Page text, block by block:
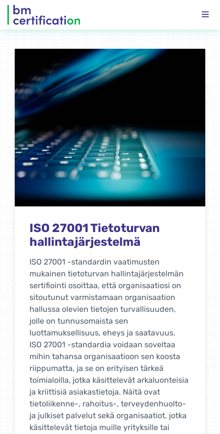
ISO 14001
Ympäristöjärjestelmät
Ympäristöjohtaminen on organisaation
kykyä osoittaa, että se suunnittelee ja
hallitsee ympäristövaikutuksiaan
tavaroiden tai palveluiden tuotannon ja
jakelun aikana. Organisaation asenne näkyy
raaka-aineiden kulutuksessa,
energialähteiden valinnassa ja käytössä,
teknologian soveltamisessa, päästöjen ja
teollisuusjätteiden hallinnassa sekä
viestintäratkaisuissa sekä tuotteiden
kuljetuksissa ja jakelussa. Sertifioimalla ja
ylläpitämällä ISO 14001 -standardin
vaatimusten mukaista
ympäristöjohtamisjärjestelmää
organisaatiosi osoittaa sitoutuneensa